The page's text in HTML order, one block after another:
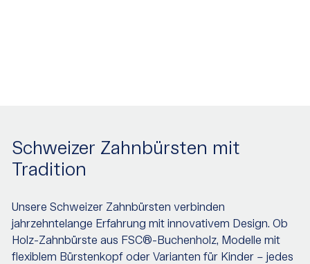
Schweizer Zahnbürsten mit
Tradition
Unsere Schweizer Zahnbürsten verbinden
jahrzehntelange Erfahrung mit innovativem Design. Ob
Holz-Zahnbürste aus FSC®-Buchenholz, Modelle mit
flexiblem Bürstenkopf oder Varianten für Kinder – jedes